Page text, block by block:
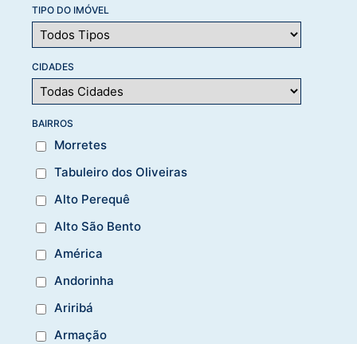
TIPO DO IMÓVEL
CIDADES
BAIRROS
Morretes
Tabuleiro dos Oliveiras
Alto Perequê
Alto São Bento
América
Andorinha
Ariribá
Armação